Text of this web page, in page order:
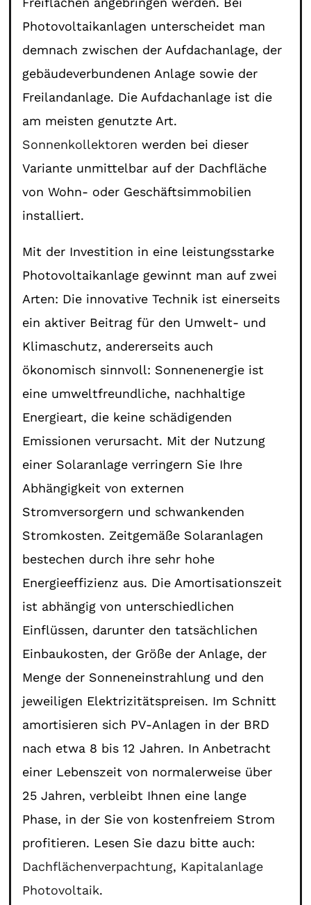
Photovoltaikanlagen unterscheidet man
demnach zwischen der Aufdachanlage, der
gebäudeverbundenen Anlage sowie der
Freilandanlage. Die Aufdachanlage ist die
am meisten genutzte Art.
Sonnenkollektoren werden bei dieser
Variante unmittelbar auf der Dachfläche
von Wohn- oder Geschäftsimmobilien
installiert.
Mit der Investition in eine leistungsstarke
Photovoltaikanlage gewinnt man auf zwei
Arten: Die innovative Technik ist einerseits
ein aktiver Beitrag für den Umwelt- und
Klimaschutz, andererseits auch
ökonomisch sinnvoll: Sonnenenergie ist
eine umweltfreundliche, nachhaltige
Energieart, die keine schädigenden
Emissionen verursacht. Mit der Nutzung
einer Solaranlage verringern Sie Ihre
Abhängigkeit von externen
Stromversorgern und schwankenden
Stromkosten. Zeitgemäße Solaranlagen
bestechen durch ihre sehr hohe
Energieeffizienz aus. Die Amortisationszeit
ist abhängig von unterschiedlichen
Einflüssen, darunter den tatsächlichen
Einbaukosten, der Größe der Anlage, der
Menge der Sonneneinstrahlung und den
jeweiligen Elektrizitätspreisen. Im Schnitt
amortisieren sich PV-Anlagen in der BRD
nach etwa 8 bis 12 Jahren. In Anbetracht
einer Lebenszeit von normalerweise über
25 Jahren, verbleibt Ihnen eine lange
Phase, in der Sie von kostenfreiem Strom
profitieren. Lesen Sie dazu bitte auch:
Dachflächenverpachtung, Kapitalanlage
Photovoltaik.